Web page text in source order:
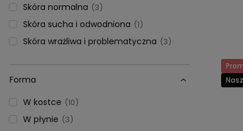
Skóra normalna 3
Skóra sucha i odwodniona 1
Skóra wrażliwa i problematyczna 3
Forma
W kostce
10
W płynie 3